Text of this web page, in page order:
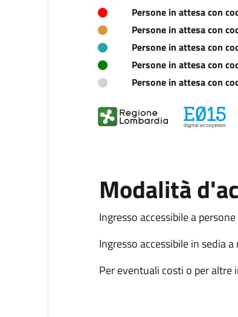
Persone in attesa con
Persone in attesa con
Persone in attesa con
Persone in attesa con
Persone in attesa con
Modalità
Ingresso accessibile a
Ingresso accessibile in sedia a
Per eventuali costi o per